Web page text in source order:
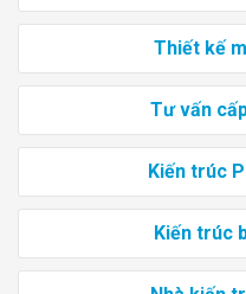
Thiết kế
Tư vấn
Kiến trúc
Kiến trúc